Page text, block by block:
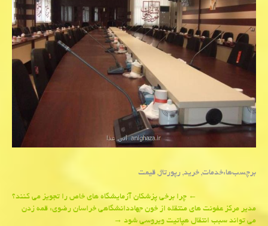
برچسب‌ها:خدمات,خرید,رپورتاژ,قیمت
navigation
←چرا برخی پزشكان آزمایشگاه های خاص را تجویز می كنند؟
مدیر مركز عفونت های منتقله از خون جهاددانشگاهی خراسان رضوی: قمه زدن
می تواند سبب انتقال هپاتیت ویروسی شود→